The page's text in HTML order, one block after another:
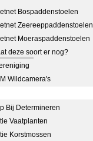
Bospaddenstoelen
Zeereeppaddenstoelen
Moeraspaddenstoelen
deze soort er nog?
Wildcamera's
Bij Determineren
Vaatplanten
Korstmossen